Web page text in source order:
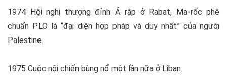
1974 Hội nghị thượng đỉnh Ả rập ở Rabat, Ma-rốc phê
chuẩn PLO là “đại diện hợp pháp và duy nhất” của người
Palestine.
1975 Cuộc nội chiến bùng nổ một lần nữa ở Liban.